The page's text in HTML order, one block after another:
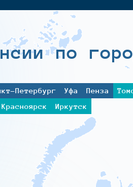
по
Петербург Уфа Пенза
Красноярск Иркутск